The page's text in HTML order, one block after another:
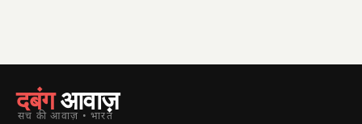
दबंगआवाज़
सच की आवाज़ • भारत